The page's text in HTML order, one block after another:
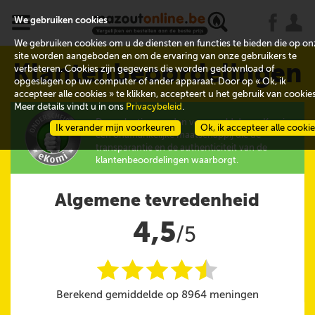
x
Klantenbeoordelingen
De evaluaties worden verzameld door eKomi,
een onafhankelijke maatschappij die de
transparantie en de authenticiteit van de
klantenbeoordelingen waarborgt.
Algemene tevredenheid
4,5/5
iiiii
@
Berekend gemiddelde op 8964 meningen
We gebruiken cookies
We gebruiken cookies om u de diensten en functies te bieden die op
site worden aangeboden en om de ervaring van onze gebruikers te
verbeteren. Cookies zijn gegevens die worden gedownload of
opgeslagen op uw computer of ander apparaat. Door op « Ok, ik
accepteer alle cookies » te klikken, accepteert u het gebruik van
Meer details vindt u in ons Privacybeleid .
Ok, ik accepteer alle
Ik verander mijn voorkeuren